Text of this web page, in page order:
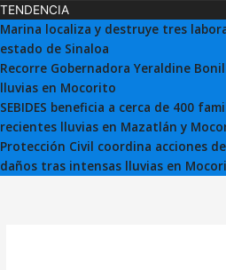
TENDENCIA
Marina localiza y destruye tres
estado de Sinaloa
Recorre Gobernadora Yeraldine
lluvias en Mocorito
SEBIDES beneficia a cerca de 400
recientes lluvias en Mazatlán y
Protección Civil coordina acciones
daños tras intensas lluvias en